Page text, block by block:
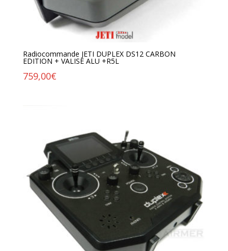
Radiocommande JETI DUPLEX DS12 CARBON
EDITION + VALISE ALU +R5L
759,00€